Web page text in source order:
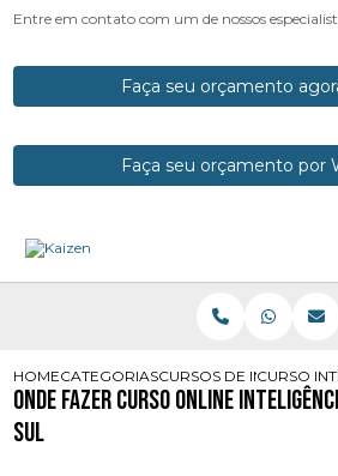
Entre em contato com um de nossos
Faça seu orçamento
Faça seu orçamento por
HOMECATEGORIASCURSOS DE CURSO
Onde Fazer Curso Online
Sul